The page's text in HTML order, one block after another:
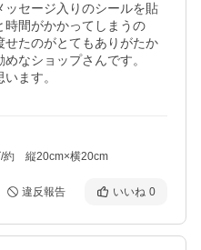
ッセージ入りのシールを貼
時間がかかってしまうの
せたのがとてもありがたか
なショップさんです。
ます。
/約 縦20cm×横20cm
違反報告 いいね 0